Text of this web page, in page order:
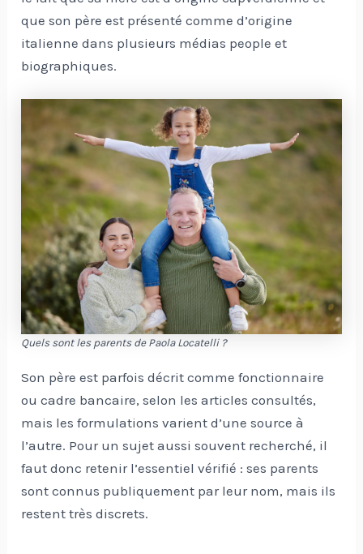
que son père est présenté comme d’origine
italienne dans plusieurs médias people et
biographiques.
Quels sont les parents de Paola Locatelli ?
Son père est parfois décrit comme fonctionnaire
ou cadre bancaire, selon les articles consultés,
mais les formulations varient d’une source à
l’autre. Pour un sujet aussi souvent recherché, il
faut donc retenir l’essentiel vérifié : ses parents
sont connus publiquement par leur nom, mais ils
restent très discrets.